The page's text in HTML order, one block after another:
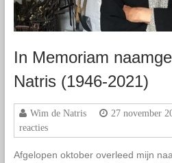
In Memoriam
Natris (1946-2021)
Wim de Natris 27 november
reacties
Afgelopen oktober overleed mijn